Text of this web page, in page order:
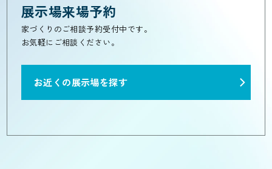
展示場来場予約
家づくりのご相談予約受付中です。
お気軽にご相談ください。
お近くの展示場を探す